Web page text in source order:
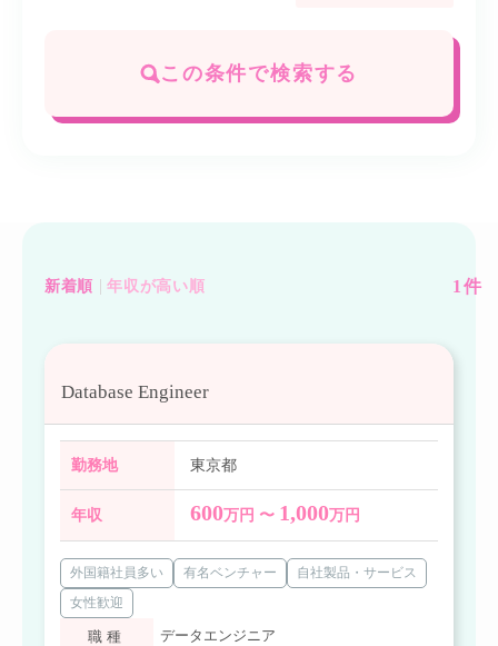
この条件で検索する
1 件
新着順 年収が高い順
Database Engineer
勤務地 東京都
年収 600万円 〜 1,000万円
外国籍社員多い 有名ベンチャー
自社製品・サービス
女性歓迎
職種 データエンジニア